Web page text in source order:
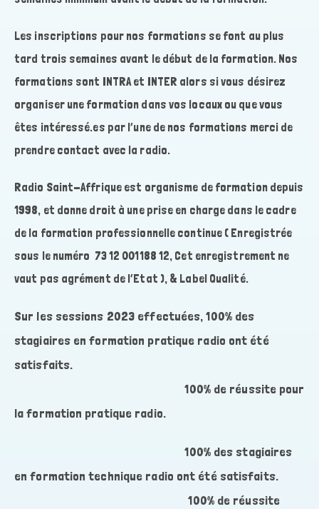
Les inscriptions pour nos formations se font au plus
tard trois semaines avant le début de la formation. Nos
formations sont INTRA et INTER alors si vous désirez
organiser une formation dans vos locaux ou que vous
êtes intéressé.es par l’une de nos formations merci de
prendre contact avec la radio.
Radio Saint-Affrique est organisme de formation depuis
1998, et donne droit à une prise en charge dans le cadre
de la formation professionnelle continue ( Enregistrée
sous le numéro 73 12 001188 12, Cet enregistrement ne
vaut pas agrément de l’Etat ), & Label Qualité.
Sur les sessions 2023 effectuées, 100% des
stagiaires en formation pratique radio ont été
satisfaits.
100% de réussite pour
la formation pratique radio.
100% des stagiaires
en formation technique radio ont été satisfaits.
100% de réussite